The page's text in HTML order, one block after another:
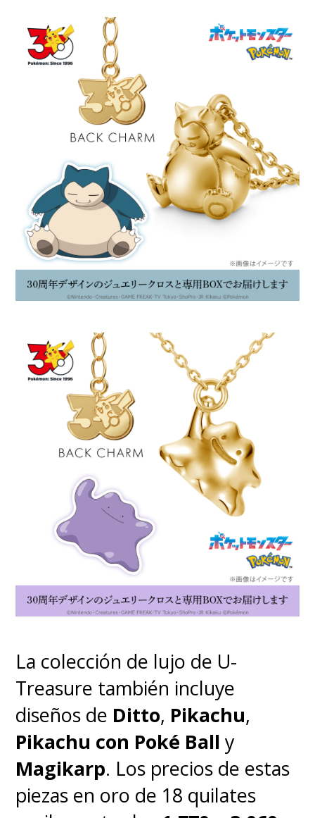
La colección de lujo de U-
Treasure también incluye
diseños de Ditto, Pikachu,
Pikachu con Poké Ball y
Magikarp. Los precios de estas
piezas en oro de 18 quilates